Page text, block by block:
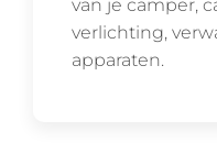
van je camper,
verlichting,
apparaten.